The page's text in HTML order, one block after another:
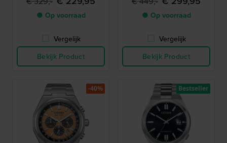
● Op voorraad
Vergelijk
Bekijk Product
● Op voorraad
Vergelijk
Bekijk Product
-40% Bestseller